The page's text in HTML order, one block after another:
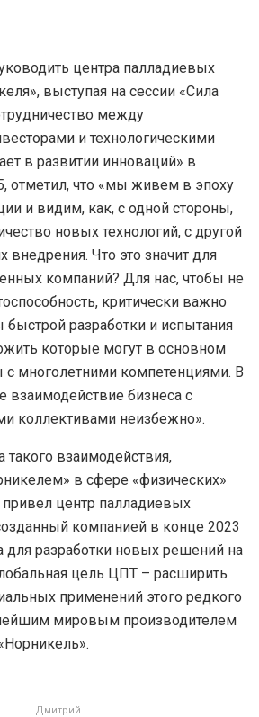
центра палладиевых
выступая на сессии «Сила
между
и технологическими
в развитии инноваций» в
что «мы живем в эпоху
и видим, как, с одной стороны,
новых технологий, с другой
внедрения. Что это значит для
компаний? Для нас, чтобы не
критически важно
быстрой разработки и испытания
которые могут в основном
с многолетними компетенциями. В
взаимодействие бизнеса с
коллективами неизбежно».
такого взаимодействия,
в сфере «физических»
центр палладиевых
компанией в конце 2023
для разработки новых решений на
цель ЦПТ – расширить
применений этого редкого
мировым производителем
Дмитрий